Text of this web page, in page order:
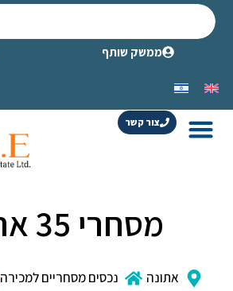
ממשק שותף
צור קשר
מסחרי 35 אתונה
אתונה נכסים מסחריים למכירה